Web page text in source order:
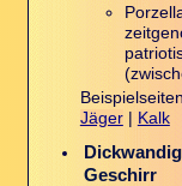
Jäger| Kalk
Geschirr